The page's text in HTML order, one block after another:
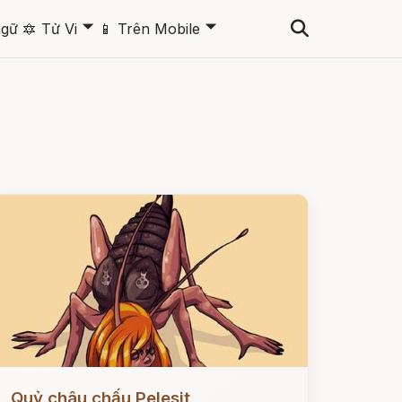
🔯 Tử Vi 🞃 📱 Trên Mobile 🞃